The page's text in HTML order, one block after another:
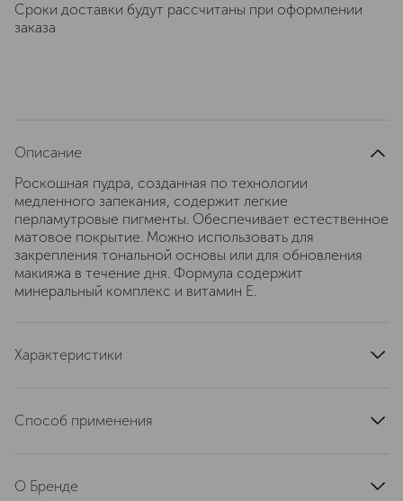
Сроки доставки будут рассчитаны при оформлении
заказа
Описание
Роскошная пудра, созданная по технологии
медленного запекания, содержит легкие
перламутровые пигменты. Обеспечивает естественное
матовое покрытие. Можно использовать для
закрепления тональной основы или для обновления
макияжа в течение дня. Формула содержит
минеральный комплекс и витамин Е.
Характеристики
Способ применения
О Бренде